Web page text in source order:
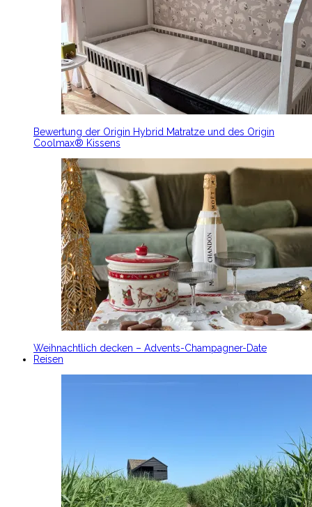
Bewertung der Origin Hybrid Matratze und des Origin
Coolmax® Kissens
Weihnachtlich decken – Advents-Champagner-Date
Reisen